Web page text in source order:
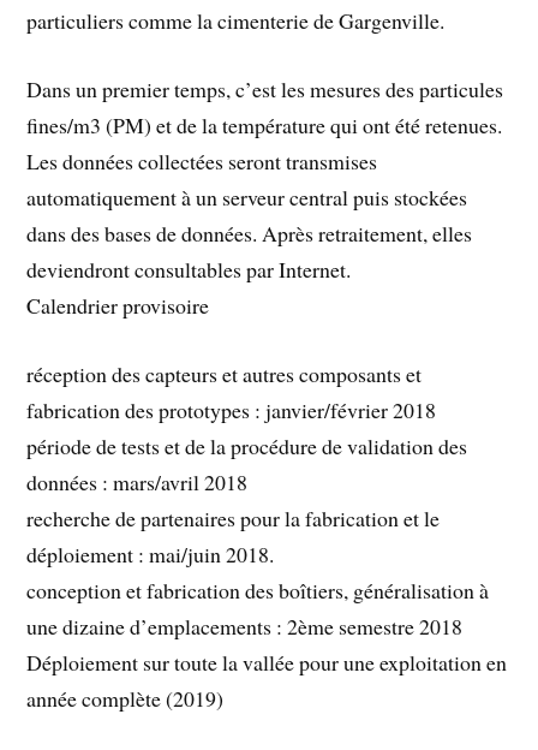
particuliers comme la cimenterie de Gargenville.
Dans un premier temps, c’est les mesures des particules
fines/m3 (PM) et de la température qui ont été retenues.
Les données collectées seront transmises
automatiquement à un serveur central puis stockées
dans des bases de données. Après retraitement, elles
deviendront consultables par Internet.
Calendrier provisoire
réception des capteurs et autres composants et
fabrication des prototypes : janvier/février 2018
période de tests et de la procédure de validation des
données : mars/avril 2018
recherche de partenaires pour la fabrication et le
déploiement : mai/juin 2018.
conception et fabrication des boîtiers, généralisation à
une dizaine d’emplacements : 2ème semestre 2018
Déploiement sur toute la vallée pour une exploitation en
année complète (2019)